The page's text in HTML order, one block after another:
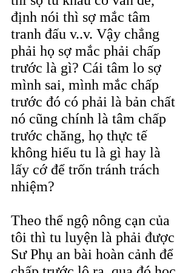
định nói thì sợ mắc tâm
tranh đấu v..v. Vậy chẳng
phải họ sợ mắc phải chấp
trước là gì? Cái tâm lo sợ
mình sai, mình mắc chấp
trước đó có phải là bản chất
nó cũng chính là tâm chấp
trước chăng, họ thực tế
không hiểu tu là gì hay là
lấy cớ để trốn tránh trách
nhiệm?
Theo thể ngộ nông cạn của
tôi thì tu luyện là phải được
Sư Phụ an bài hoàn cảnh để